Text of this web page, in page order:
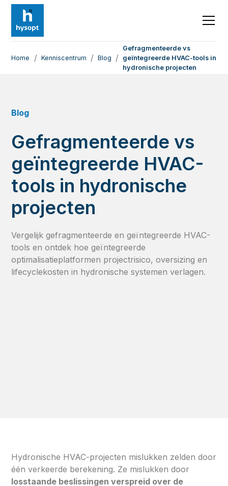
Home / Kenniscentrum / Blog /
Gefragmenteerde vs
geïntegreerde HVAC-tools in
hydronische projecten
Blog
Gefragmenteerde vs
geïntegreerde HVAC-
tools in hydronische
projecten
Vergelijk gefragmenteerde en geïntegreerde HVAC-
tools en ontdek hoe geïntegreerde
optimalisatieplatformen projectrisico, oversizing en
lifecyclekosten in hydronische systemen verlagen.
Hydronische HVAC-projecten mislukken zelden door
één verkeerde berekening. Ze mislukken door
losstaande beslissingen verspreid over de